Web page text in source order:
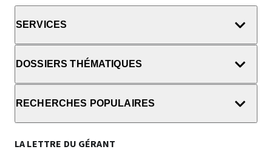
SERVICES
DOSSIERS THÉMATIQUES
RECHERCHES POPULAIRES
LA LETTRE DU GÉRANT